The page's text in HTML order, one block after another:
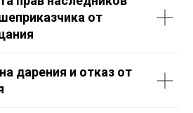
от
дарения и отказ от